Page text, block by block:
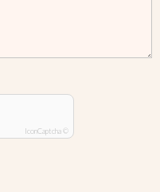
IconCaptcha ©